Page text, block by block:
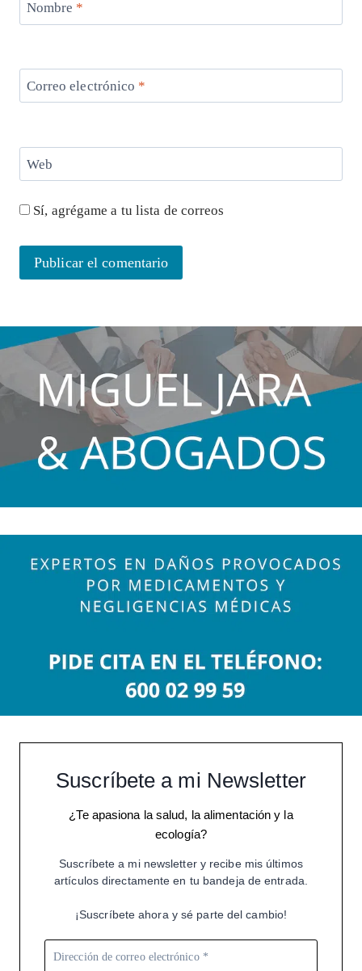
Nombre *
Correo electrónico *
Web
Sí, agrégame a tu lista de correos
Suscríbete a mi Newsletter
¿Te apasiona la salud, la alimentación y la
ecología?
Suscríbete a mi newsletter y recibe mis últimos
artículos directamente en tu bandeja de entrada.
¡Suscríbete ahora y sé parte del cambio!